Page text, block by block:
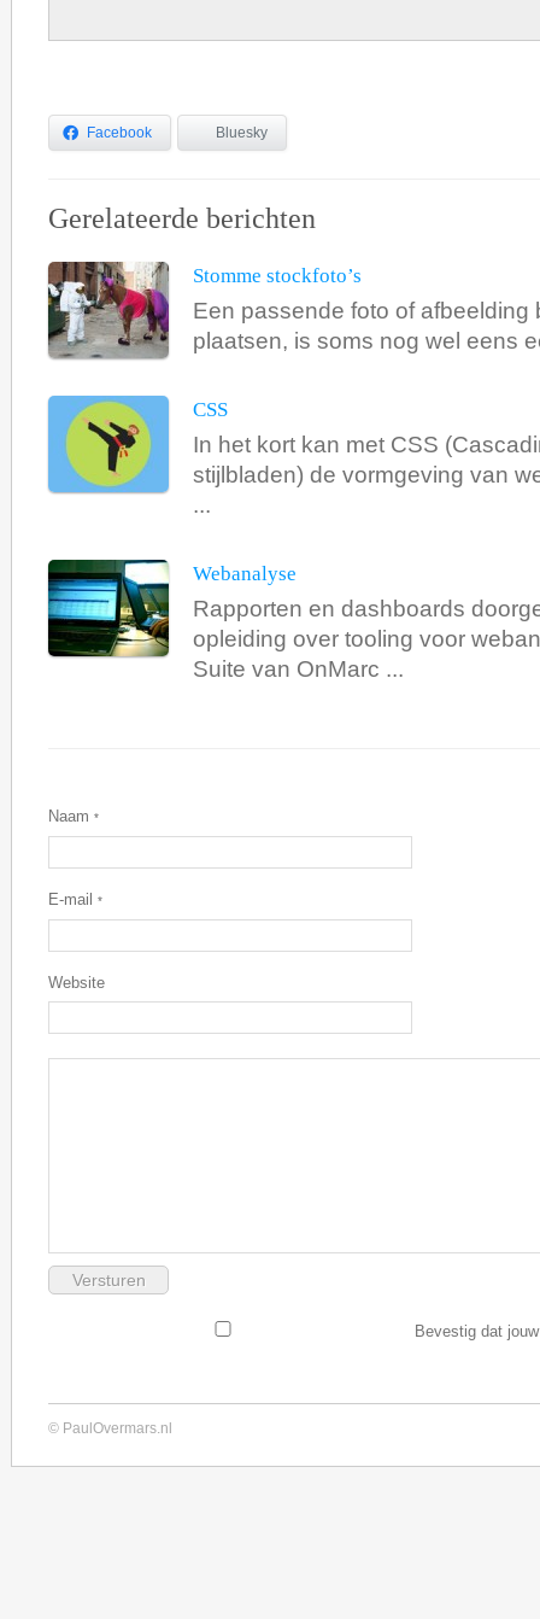
Facebook Bluesky
Gerelateerde berichten
Stomme stockfoto’s
Een passende foto of afbeelding
plaatsen, is soms nog wel eens
CSS
In het kort kan met CSS
stijlbladen) de vormgeving van
...
Webanalyse
Rapporten en dashboards
opleiding over tooling voor
Suite van OnMarc ...
Naam *
E-mail *
Website
Bevestig dat
© PaulOvermars.nl